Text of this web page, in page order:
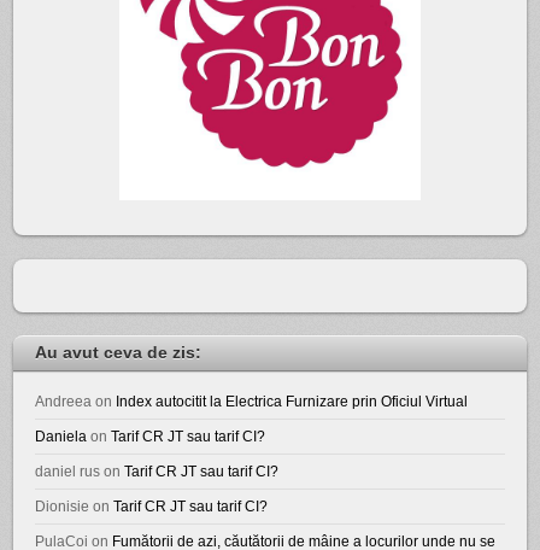
Au avut ceva de zis:
Andreea on Index autocitit la Electrica Furnizare prin Oficiul Virtual
Daniela onTarif CR JT sau tarif CI?
daniel rus onTarif CR JT sau tarif CI?
Dionisie onTarif CR JT sau tarif CI?
PulaCoi on Fumătorii de azi, căutătorii de mâine a locurilor unde nu se